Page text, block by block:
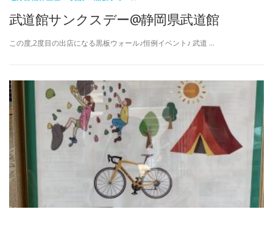
武道館サンクスデー@静岡県武道館
この度,2度目の出店になる黒板ウォール♪恒例イベント♪ 武道 …